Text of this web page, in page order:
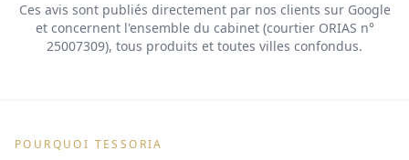
Ces avis sont publiés directement par nos clients sur Google
et concernent l'ensemble du cabinet (courtier ORIAS n°
25007309), tous produits et toutes villes confondus.
POURQUOI TESSORIA